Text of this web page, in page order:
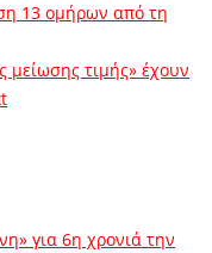
13 ομήρων από τη
μείωσης τιμής» έχουν
για 6η χρονιά την